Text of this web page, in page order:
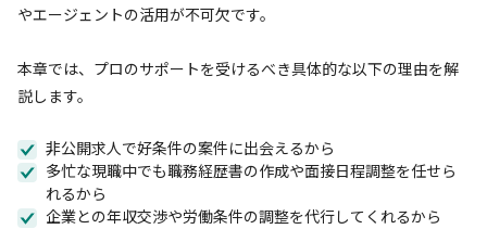
やエージェントの活用が不可欠です。
本章では、プロのサポートを受けるべき具体的な以下の理由を解
説します。
非公開求人で好条件の案件に出会えるから
多忙な現職中でも職務経歴書の作成や面接日程調整を任せら
れるから
企業との年収交渉や労働条件の調整を代行してくれるから